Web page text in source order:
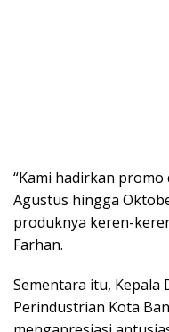
“Kami hadirkan
Agustus hingga
produknya keren-
Farhan.
Sementara itu, Kepala
Perindustrian Kota